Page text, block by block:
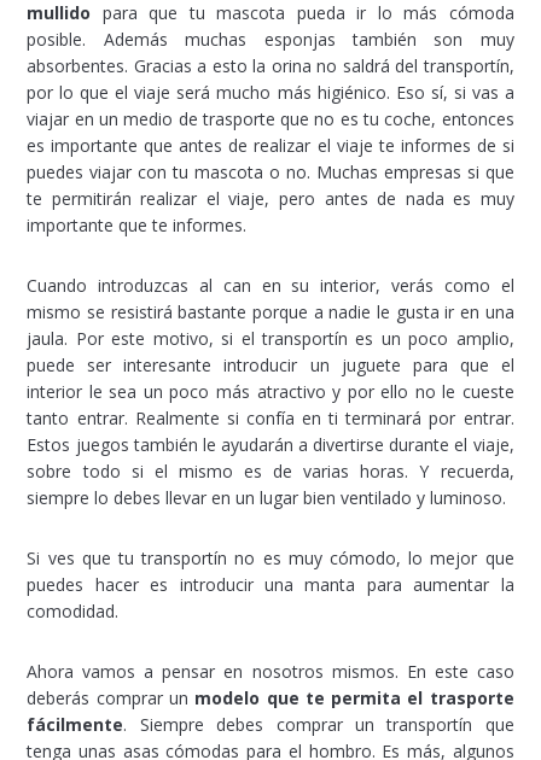
mullido para que tu mascota pueda ir lo más cómoda
posible. Además muchas esponjas también son muy
absorbentes. Gracias a esto la orina no saldrá del transportín,
por lo que el viaje será mucho más higiénico. Eso sí, si vas a
viajar en un medio de trasporte que no es tu coche, entonces
es importante que antes de realizar el viaje te informes de si
puedes viajar con tu mascota o no. Muchas empresas si que
te permitirán realizar el viaje, pero antes de nada es muy
importante que te informes.
Cuando introduzcas al can en su interior, verás como el
mismo se resistirá bastante porque a nadie le gusta ir en una
jaula. Por este motivo, si el transportín es un poco amplio,
puede ser interesante introducir un juguete para que el
interior le sea un poco más atractivo y por ello no le cueste
tanto entrar. Realmente si confía en ti terminará por entrar.
Estos juegos también le ayudarán a divertirse durante el viaje,
sobre todo si el mismo es de varias horas. Y recuerda,
siempre lo debes llevar en un lugar bien ventilado y luminoso.
Si ves que tu transportín no es muy cómodo, lo mejor que
puedes hacer es introducir una manta para aumentar la
comodidad.
Ahora vamos a pensar en nosotros mismos. En este caso
deberás comprar un modelo que te permita el trasporte
fácilmente. Siempre debes comprar un transportín que
tenga unas asas cómodas para el hombro. Es más, algunos